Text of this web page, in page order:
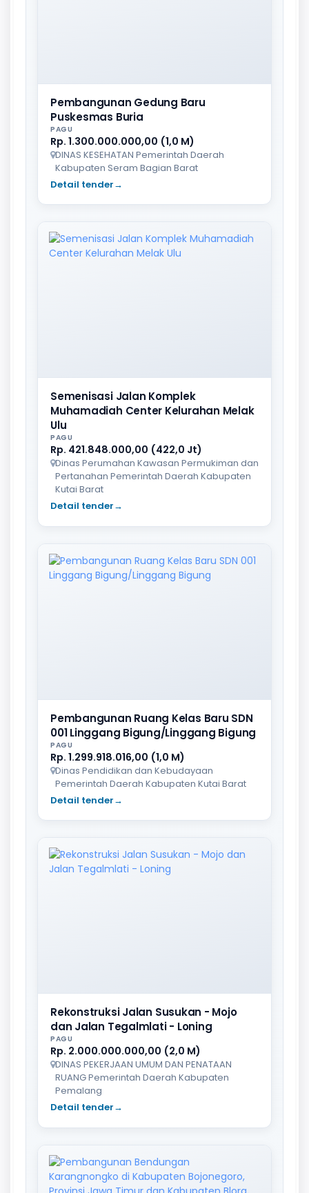
Pembangunan Gedung Baru
Puskesmas Buria
PAGU
Rp. 1.300.000.000,00 (1,0 M)
DINAS KESEHATAN Pemerintah Daerah
Kabupaten Seram Bagian Barat
Detail tender→
Semenisasi Jalan Komplek
Muhamadiah Center Kelurahan Melak
Ulu
PAGU
Rp. 421.848.000,00 (422,0 Jt)
Dinas Perumahan Kawasan Permukiman dan
Pertanahan Pemerintah Daerah Kabupaten
Kutai Barat
Detail tender→
Pembangunan Ruang Kelas Baru SDN
001 Linggang Bigung/Linggang Bigung
PAGU
Rp. 1.299.918.016,00 (1,0 M)
Dinas Pendidikan dan Kebudayaan
Pemerintah Daerah Kabupaten Kutai Barat
Detail tender→
Rekonstruksi Jalan Susukan - Mojo
dan Jalan Tegalmlati - Loning
PAGU
Rp. 2.000.000.000,00 (2,0 M)
DINAS PEKERJAAN UMUM DAN PENATAAN
RUANG Pemerintah Daerah Kabupaten
Pemalang
Detail tender→